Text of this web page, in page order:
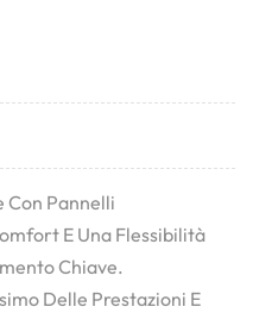
Con Pannelli
E Una Flessibilità
Chiave.
Delle Prestazioni E